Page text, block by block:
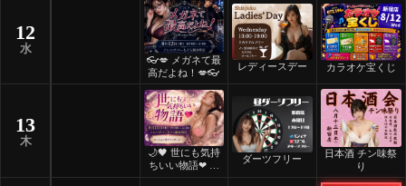
12
水
👓💋 メガネて最
高だよね！💋👓
レディースデー カラオケ宝くじ
13
木
🌙🖤 世にも気持
ちいい物語❤ 🖤
🌙
ダーツフリー
日本酒 チン味祭
り